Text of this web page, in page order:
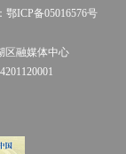
鄂ICP备05016576号
区融媒体中心